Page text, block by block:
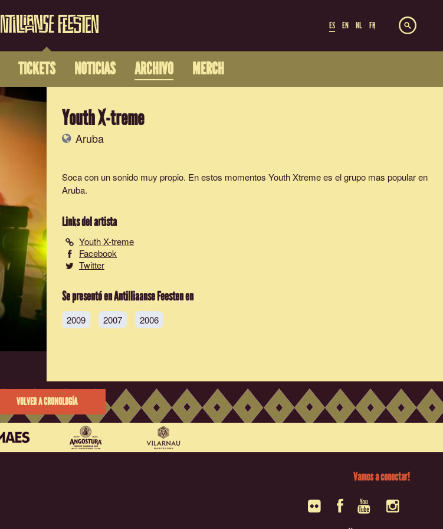
ES EN NL FR
TICKETS NOTICIAS ARCHIVO MERCH
Youth X-treme
Aruba
Soca con un sonido muy propio. En estos momentos Youth Xtreme es el grupo mas popular en
Aruba.
Links del artista
Youth X-treme
Facebook
Twitter
Se presentó en Antilliaanse Feesten en
2009 2007 2006
VOLVER A CRONOLOGÍA
Vamos a conectar!